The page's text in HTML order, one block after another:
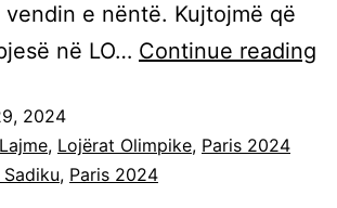
e nëntë. Kujtojmë që
në LO… Continue reading
2024
Lajme, Lojërat Olimpike, Paris 2024
, Paris 2024